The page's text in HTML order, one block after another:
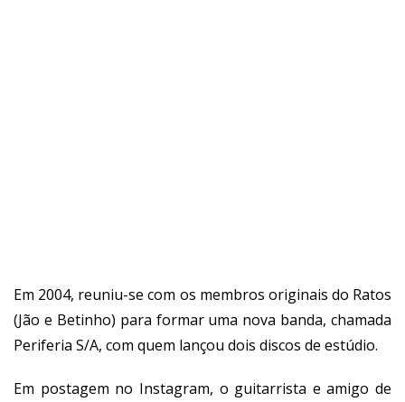
Em 2004, reuniu-se com os membros originais do Ratos
(Jão e Betinho) para formar uma nova banda, chamada
Periferia S/A, com quem lançou dois discos de estúdio.
Em postagem no Instagram, o guitarrista e amigo de